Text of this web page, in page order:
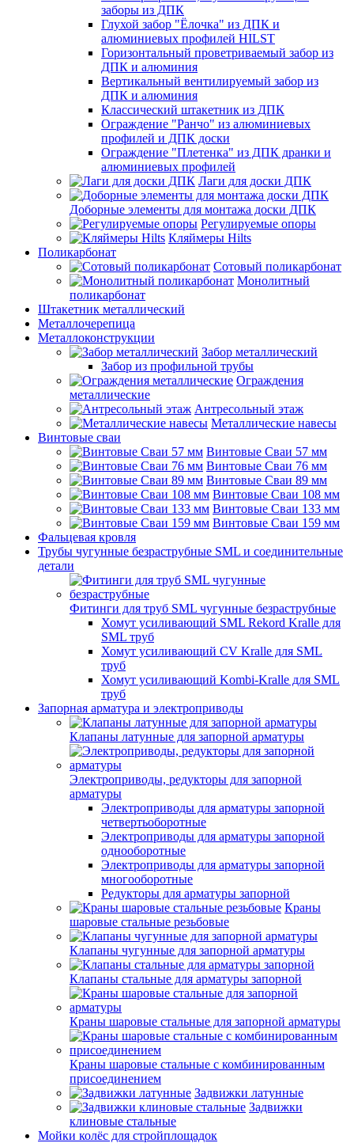
заборы из ДПК
Глухой забор "Ёлочка" из ДПК и
алюминиевых профилей HILST
Горизонтальный проветриваемый забор из
ДПК и алюминия
Вертикальный вентилируемый забор из
ДПК и алюминия
Классический штакетник из ДПК
Ограждение "Ранчо" из алюминиевых
профилей и ДПК доски
Ограждение "Плетенка" из ДПК дранки и
алюминиевых профилей
Лаги для доски ДПК
Доборные элементы для монтажа доски ДПК
Регулируемые опоры
Кляймеры Hilts
Поликарбонат
Сотовый поликарбонат
Монолитный
поликарбонат
Штакетник металлический
Металлочерепица
Металлоконструкции
Забор металлический
Забор из профильной трубы
Ограждения
металлические
Антресольный этаж
Металлические навесы
Винтовые сваи
Винтовые Сваи 57 мм
Винтовые Сваи 76 мм
Винтовые Сваи 89 мм
Винтовые Сваи 108 мм
Винтовые Сваи 133 мм
Винтовые Сваи 159 мм
Фальцевая кровля
Трубы чугунные безраструбные SML и соединительные
детали
Фитинги для труб SML чугунные безраструбные
Хомут усиливающий SML Rekord Kralle для
SML труб
Хомут усиливающий CV Kralle для SML
труб
Хомут усиливающий Kombi-Kralle для SML
труб
Запорная арматура и электроприводы
Клапаны латунные для запорной арматуры
Электроприводы, редукторы для запорной
арматуры
Электроприводы для арматуры запорной
четвертьоборотные
Электроприводы для арматуры запорной
однооборотные
Электроприводы для арматуры запорной
многооборотные
Редукторы для арматуры запорной
Краны
шаровые стальные резьбовые
Клапаны чугунные для запорной арматуры
Клапаны стальные для арматуры запорной
Краны шаровые стальные для запорной арматуры
Краны шаровые стальные с комбинированным
присоединением
Задвижки латунные
Задвижки
клиновые стальные
Мойки колёс для стройплощадок